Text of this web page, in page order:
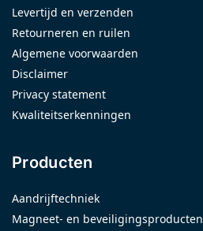
Levertijd en verzenden
Retourneren en ruilen
Algemene voorwaarden
Disclaimer
Privacy statement
Kwaliteitserkenningen
Producten
Aandrijftechniek
Magneet- en beveiligingsproducten